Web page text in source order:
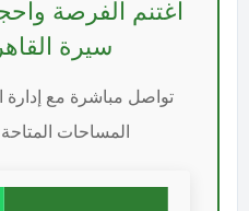
اغتنم الفرصة
سيرة
تواصل مباشرة مع إدارة
المساحات